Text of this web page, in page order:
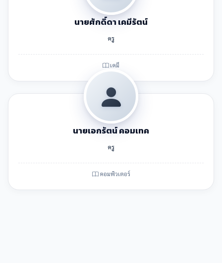
นายศักดิ์ดา เคมีรัตน์
ครู
เคมี
นายเอกรัตน์ คอมเทค
ครู
คอมพิวเตอร์